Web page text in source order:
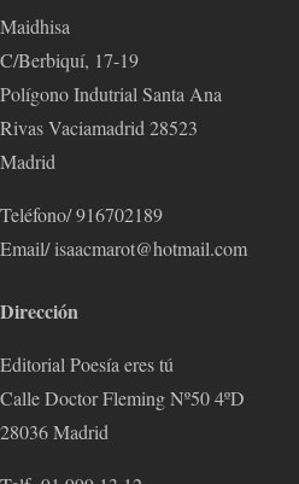
Maidhisa
C/Berbiquí, 17-19
Polígono Indutrial Santa Ana
Rivas Vaciamadrid 28523
Madrid
Teléfono/ 916702189
Email/ isaacmarot@hotmail.com
Dirección
Editorial Poesía eres tú
Calle Doctor Fleming Nº50 4ºD
28036 Madrid